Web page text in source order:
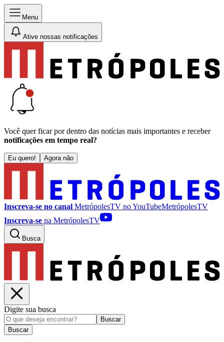
Menu
Ative nossas notificações
Você quer ficar por dentro das notícias mais importantes e receber
notificações em tempo real?
Eu quero! Agora não
Inscreva-se no canal MetrópolesTV noYouTubeMetrópolesTV
Inscreva-se na MetrópolesTV
Busca
Digite sua busca
Buscar
Buscar